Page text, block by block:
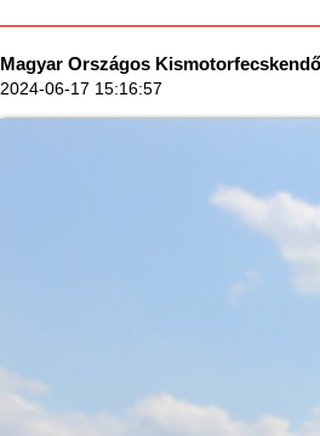
Magyar Országos
2024-06-17 15:16:57